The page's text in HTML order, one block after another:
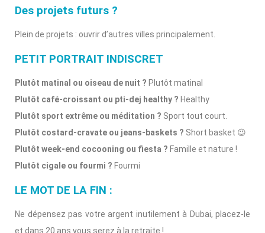
Des projets futurs ?
Plein de projets : ouvrir d’autres villes principalement.
PETIT PORTRAIT INDISCRET
Plutôt matinal ou oiseau de nuit ? Plutôt matinal
Plutôt café-croissant ou pti-dej healthy ? Healthy
Plutôt sport extrême ou méditation ? Sport tout court.
Plutôt costard-cravate ou jeans-baskets ? Short basket 😉
Plutôt week-end cocooning ou fiesta ? Famille et nature !
Plutôt cigale ou fourmi ? Fourmi
LE MOT DE LA FIN :
Ne dépensez pas votre argent inutilement à Dubai, placez-le
et dans 20 ans vous serez à la retraite !